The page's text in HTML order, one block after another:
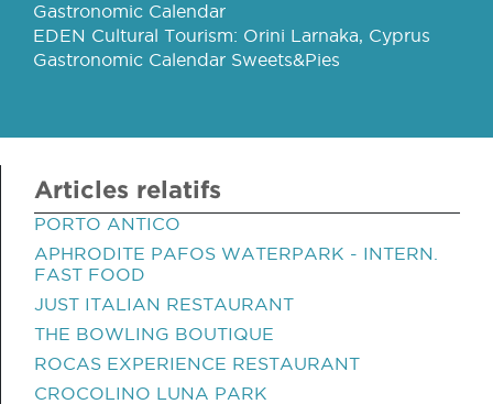
Gastronomic Calendar
EDEN Cultural Tourism: Orini Larnaka, Cyprus
Gastronomic Calendar Sweets&Pies
Articles relatifs
PORTO ANTICO
APHRODITE PAFOS WATERPARK - INTERN.
FAST FOOD
JUST ITALIAN RESTAURANT
THE BOWLING BOUTIQUE
ROCAS EXPERIENCE RESTAURANT
CROCOLINO LUNA PARK